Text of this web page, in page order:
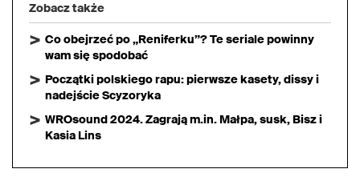
Zobacz także
Co obejrzeć po „Reniferku”? Te seriale powinny
wam się spodobać
Początki polskiego rapu: pierwsze kasety, dissy i
nadejście Scyzoryka
WROsound 2024. Zagrają m.in. Małpa, susk, Bisz i
Kasia Lins